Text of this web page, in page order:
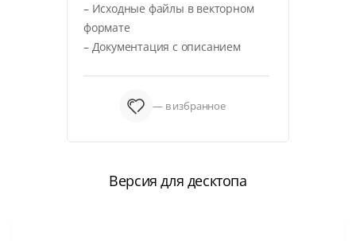
– Исходные файлы в векторном
формате
– Документация с описанием
— в избранное
Версия для десктопа